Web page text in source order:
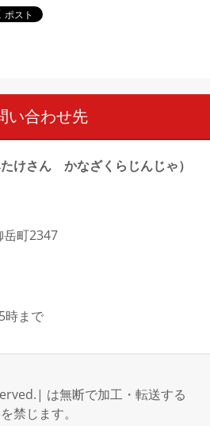
い合わせ先
けさん かなざくらじんじゃ）
岳町2347
時まで
は無断で加工・転送する
禁じます。